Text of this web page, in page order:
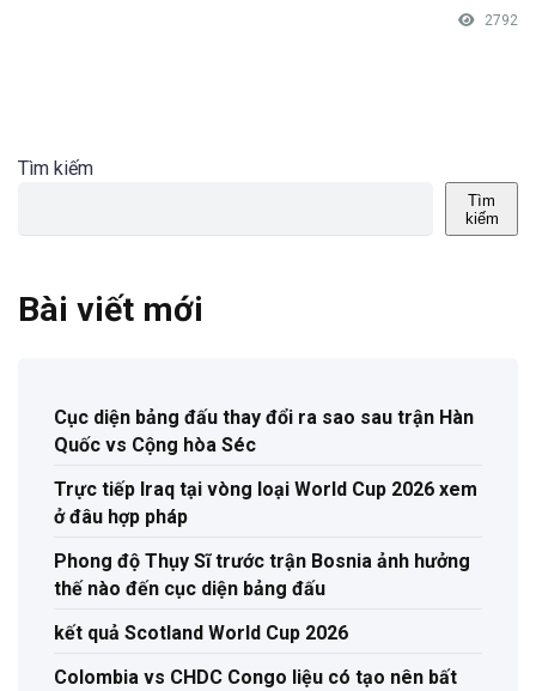
2792
Tìm kiếm
Tìm
kiếm
Bài viết mới
Cục diện bảng đấu thay đổi ra sao sau trận Hàn
Quốc vs Cộng hòa Séc
Trực tiếp Iraq tại vòng loại World Cup 2026 xem
ở đâu hợp pháp
Phong độ Thụy Sĩ trước trận Bosnia ảnh hưởng
thế nào đến cục diện bảng đấu
kết quả Scotland World Cup 2026
Colombia vs CHDC Congo liệu có tạo nên bất